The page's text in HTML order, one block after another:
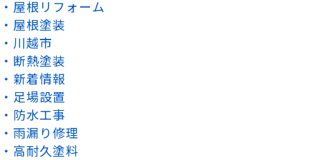
屋根リフォーム
屋根塗装
川越市
断熱塗装
新着情報
足場設置
防水工事
雨漏り修理
高耐久塗料